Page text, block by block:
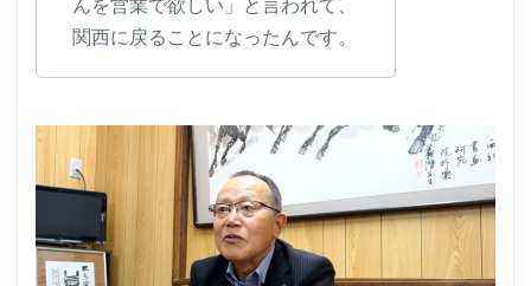
関西に戻ることになったんです。